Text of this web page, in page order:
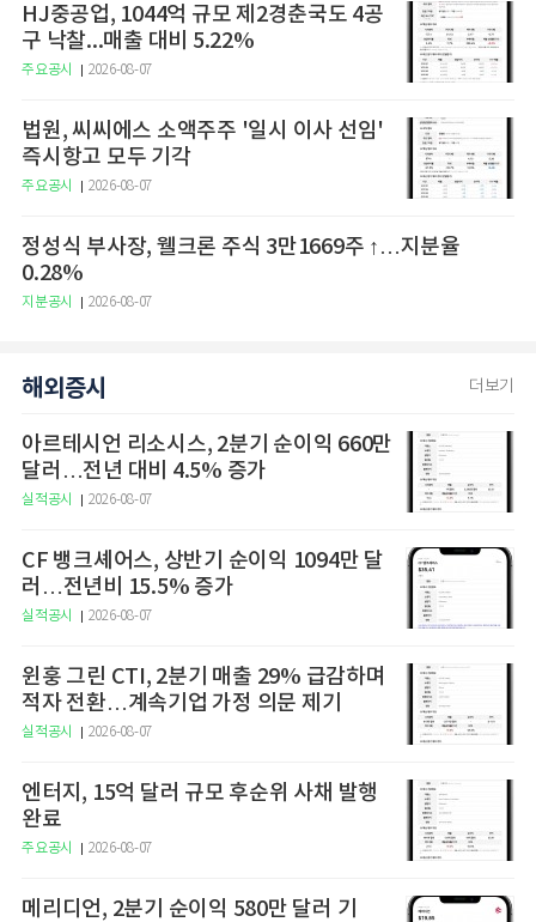
HJ중공업, 1044억 규모 제2경춘국도 4공
구 낙찰...매출 대비 5.22%
주요공시 2026-08-07
법원, 씨씨에스 소액주주 '일시 이사 선임'
즉시항고 모두 기각
주요공시 2026-08-07
정성식 부사장, 웰크론 주식 3만1669주 ↑…지분율
0.28%
지분공시 2026-08-07
해외증시 더보기
아르테시언 리소시스, 2분기 순이익 660만
달러…전년 대비 4.5% 증가
실적공시 2026-08-07
CF 뱅크셰어스, 상반기 순이익 1094만 달
러…전년비 15.5% 증가
실적공시 2026-08-07
윈훙 그린 CTI, 2분기 매출 29% 급감하며
적자 전환…계속기업 가정 의문 제기
실적공시 2026-08-07
엔터지, 15억 달러 규모 후순위 사채 발행
완료
주요공시 2026-08-07
메리디언, 2분기 순이익 580만 달러 기